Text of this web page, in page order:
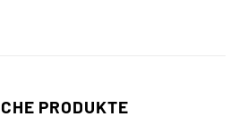
PRODUKTE